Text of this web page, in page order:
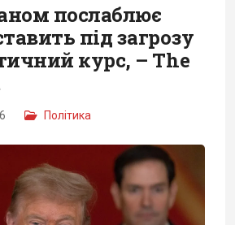
послаблює
під загрозу
курс, – The
Політика